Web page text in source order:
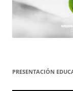
PRESENTACIÓN